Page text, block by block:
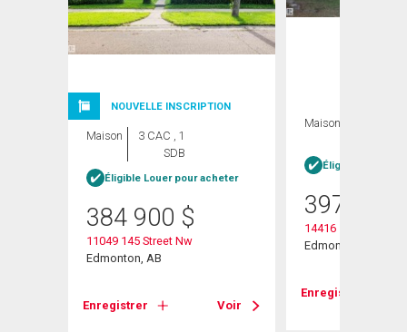
NOUVELLE INSCRIPTION
Maison
3 CAC , 1
SDB
Éligible Louer pour acheter
384 900 $
11049 145 Street Nw
Edmonton, AB
Enregistrer Voir
Maison
Éligible Louer
397 000
14416 110a
Edmonton, AB
Enregistrer